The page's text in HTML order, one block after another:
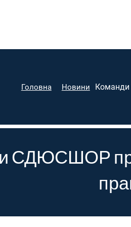
Головна Новини Команди
СДЮСШОР